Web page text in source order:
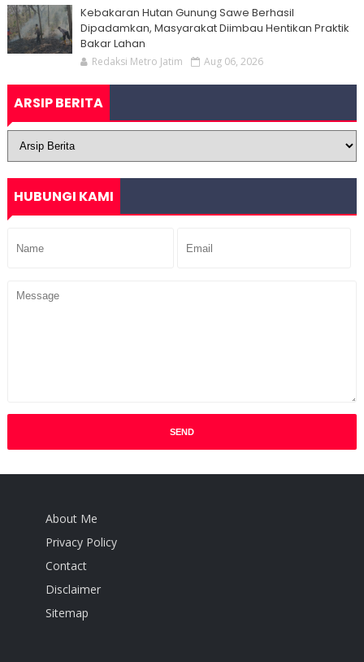
Kebakaran Hutan Gunung Sawe Berhasil
Dipadamkan, Masyarakat Diimbau Hentikan Praktik
Bakar Lahan
Redaksi Metro Jatim Aug 06, 2026
ARSIP BERITA
HUBUNGI KAMI
About Me
Privacy Policy
Contact
Disclaimer
Sitemap